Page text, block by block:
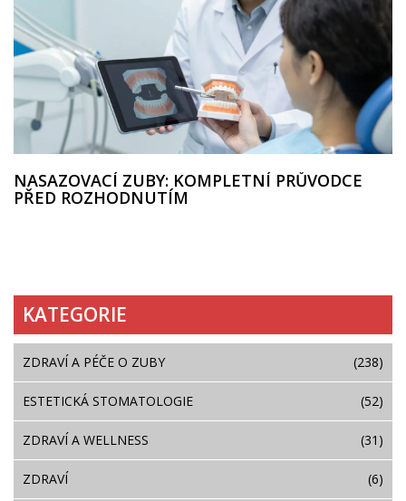
NASAZOVACÍ ZUBY: KOMPLETNÍ PRŮVODCE
PŘED ROZHODNUTÍM
KATEGORIE
ZDRAVÍ A PÉČE O ZUBY (238)
ESTETICKÁ STOMATOLOGIE (52)
ZDRAVÍ A WELLNESS (31)
ZDRAVÍ (6)